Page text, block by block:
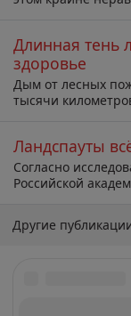
Длинная тень
здоровье
Дым от лесных
тысячи
Ландспауты
Согласно
Российской
Другие